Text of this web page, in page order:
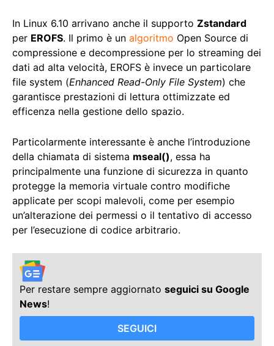
In Linux 6.10 arrivano anche il supporto Zstandard
per EROFS. Il primo è un algoritmo Open Source di
compressione e decompressione per lo streaming dei
dati ad alta velocità, EROFS è invece un particolare
file system (Enhanced Read-Only File System) che
garantisce prestazioni di lettura ottimizzate ed
efficenza nella gestione dello spazio.
Particolarmente interessante è anche l’introduzione
della chiamata di sistema mseal(), essa ha
principalmente una funzione di sicurezza in quanto
protegge la memoria virtuale contro modifiche
applicate per scopi malevoli, come per esempio
un’alterazione dei permessi o il tentativo di accesso
per l’esecuzione di codice arbitrario.
Per restare sempre aggiornato seguici su Google
News!
SEGUICI